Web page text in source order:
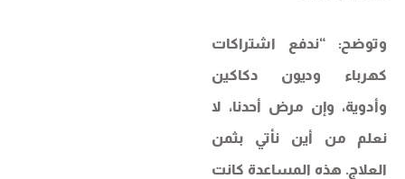
وتوضح: “ندفع اشتراكات
كهرباء وديون دكاكين
وأدوية، وإن مرض أحدنا، لا
نعلم من أين نأتي بثمن
العلاج. هذه المساعدة كانت